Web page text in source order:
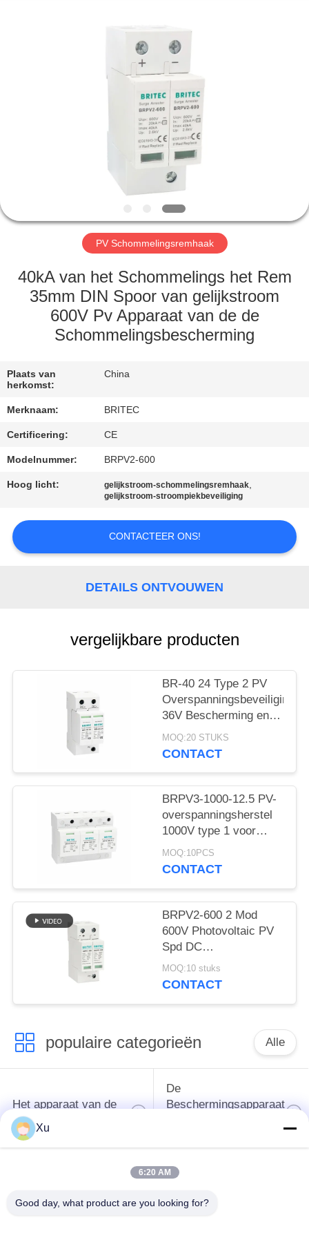
FABRIEKSREIS
KWALITEITSCONTROLE
CONTACTEER
NIEUWS
GEVALLEN
VR
SITEMAP
PRIVACYBELEID
PV Schommelingsremhaak
40kA van het Schommelings het Rem
35mm DIN Spoor van gelijkstroom
600V Pv Apparaat van de de
Schommelingsbescherming
Plaats van
herkomst:
China
Merknaam: BRITEC
Certificering: CE
Modelnummer: BRPV2-600
Hoog licht: gelijkstroom-schommelingsremhaak,
gelijkstroom-stroompiekbeveiliging
CONTACTEER ONS!
DETAILS ONTVOUWEN
vergelijkbare producten
BR-40 24 Type 2 PV
Overspanningsbeveiliging
36V Bescherming en 5
Jaar Garantie Zonne-
energiesystemen type
MOQ:20 STUKS
CONTACT
BRPV3-1000-12.5 PV-
overspanningsherstel
1000V type 1 voor
zonnepanelen
MOQ:10PCS
CONTACT
BRPV2-600 2 Mod
600V Photovoltaic PV
Spd DC
zonne spd dc 600v pv
MOQ:10 stuks
CONTACT
populaire categorieën Alle
Het apparaat van de
schommelingsbescherming
De
Beschermingsapparaat
van de 2
Type van
Beschermend
Xu
6:20 AM
Good day, what product are you looking for?